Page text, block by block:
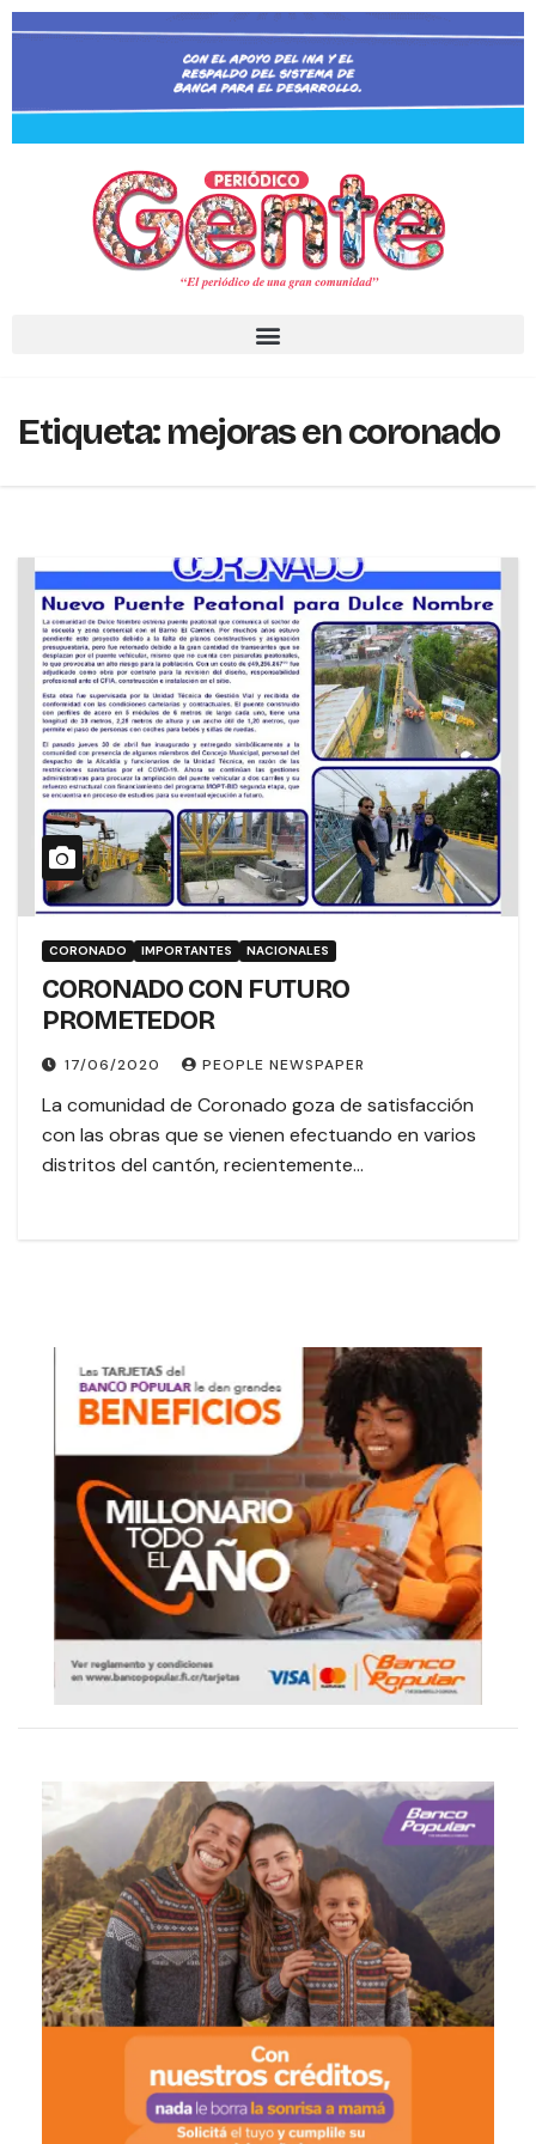
Etiqueta:mejoras en coronado
CORONADO IMPORTANTES NACIONALES
CORONADO CON FUTURO
PROMETEDOR
17/06/2020 PEOPLE NEWSPAPER
La comunidad de Coronado goza de satisfacción
con las obras que se vienen efectuando en varios
distritos del cantón, recientemente…